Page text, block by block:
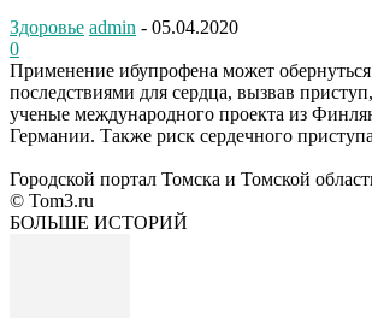
Здоровье admin - 05.04.2020
0
Применение ибупрофена может
последствиями для сердца, вызвав
ученые международного проекта из
Германии. Также риск сердечного
Городской портал Томска и Томской
© Tom3.ru
БОЛЬШЕ ИСТОРИЙ